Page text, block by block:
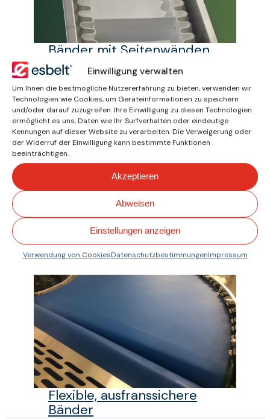
Einwilligung verwalten
Um Ihnen die bestmögliche Nutzererfahrung zu bieten, verwenden wir
Technologien wie Cookies, um Geräteinformationen zu speichern
und/oder darauf zuzugreifen. Ihre Einwilligung zu diesen Technologien
ermöglicht es uns, Daten wie Ihr Surfverhalten oder eindeutige
Kennungen auf dieser Website zu verarbeiten. Die Verweigerung oder
der Widerruf der Einwilligung kann bestimmte Funktionen
beeinträchtigen.
Akzeptieren
Abweisen
Einstellungen anzeigen
Verwendung von CookiesDatenschutzbestimmungenImpressum
Bänder mit Seitenwänden
und Profilen
Metalldetektierbares Band
Flexible, ausfranssichere
Bänder